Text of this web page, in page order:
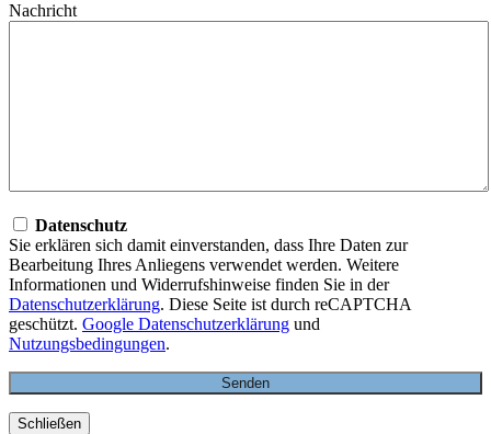
Nachricht
Datenschutz
Sie erklären sich damit einverstanden, dass Ihre Daten zur
Bearbeitung Ihres Anliegens verwendet werden. Weitere
Informationen und Widerrufshinweise finden Sie in der
Datenschutzerklärung. Diese Seite ist durch reCAPTCHA
geschützt. Google Datenschutzerklärung und
Nutzungsbedingungen.
Schließen